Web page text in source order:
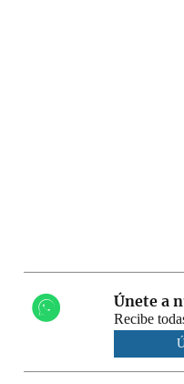
Únete a
Recibe